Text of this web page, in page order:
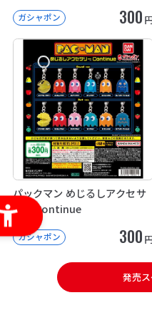
ガシャポン 300
パックマン めじるしアクセサ
リー Continue
ガシャポン 300
発売